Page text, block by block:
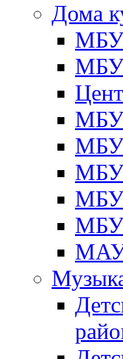
Дома